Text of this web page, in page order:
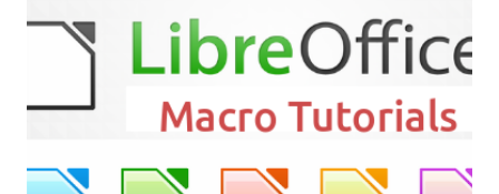
sudo apt-get install kodi Use o comando a seguir para
instalar codecs de áudio e outros complementos,
executando: $ sudo apt-get install --install-suggests
kodi Para remover, execute: $ sudo apt-get remove